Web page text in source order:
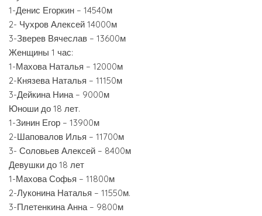
1-Денис Егоркин – 14540м
2- Чухров Алексей 14000м
3-Зверев Вячеслав – 13600м
Женщины 1 час:
1-Махова Наталья – 12000м
2-Князева Наталья – 11150м
3-Дейкина Нина – 9000м
Юноши до 18 лет.
1-Зинин Егор – 13900м
2-Шаповалов Илья – 11700м
3- Соловьев Алексей – 8400м
Девушки до 18 лет
1-Махова Софья – 11800м
2-Луконина Наталья – 11550м.
3-Плетенкина Анна – 9800м